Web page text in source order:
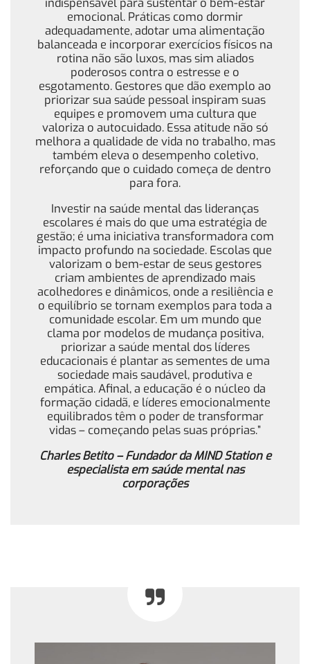
emocional. Práticas como dormir
adequadamente, adotar uma alimentação
balanceada e incorporar exercícios físicos na
rotina não são luxos, mas sim aliados
poderosos contra o estresse e o
esgotamento. Gestores que dão exemplo ao
priorizar sua saúde pessoal inspiram suas
equipes e promovem uma cultura que
valoriza o autocuidado. Essa atitude não só
melhora a qualidade de vida no trabalho, mas
também eleva o desempenho coletivo,
reforçando que o cuidado começa de dentro
para fora.
Investir na saúde mental das lideranças
escolares é mais do que uma estratégia de
gestão; é uma iniciativa transformadora com
impacto profundo na sociedade. Escolas que
valorizam o bem-estar de seus gestores
criam ambientes de aprendizado mais
acolhedores e dinâmicos, onde a resiliência e
o equilíbrio se tornam exemplos para toda a
comunidade escolar. Em um mundo que
clama por modelos de mudança positiva,
priorizar a saúde mental dos líderes
educacionais é plantar as sementes de uma
sociedade mais saudável, produtiva e
empática. Afinal, a educação é o núcleo da
formação cidadã, e líderes emocionalmente
equilibrados têm o poder de transformar
vidas – começando pelas suas próprias.”
Charles Betito – Fundador da MIND Station e
especialista em saúde mental nas
corporações